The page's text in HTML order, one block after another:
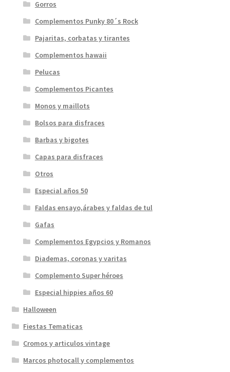
Gorros
Complementos Punky 80´s Rock
Pajaritas, corbatas y tirantes
Complementos hawaii
Pelucas
Complementos Picantes
Monos y maillots
Bolsos para disfraces
Barbas y bigotes
Capas para disfraces
Otros
Especial años 50
Faldas ensayo,árabes y faldas de tul
Gafas
Complementos Egypcios y Romanos
Diademas, coronas y varitas
Complemento Super héroes
Especial hippies años 60
Halloween
Fiestas Tematicas
Cromos y articulos vintage
Marcos photocall y complementos